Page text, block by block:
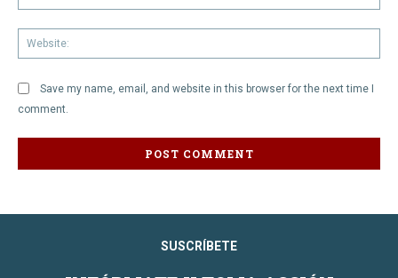
Save my name, email, and website in this browser for the next time I
comment.
SUSCRÍBETE